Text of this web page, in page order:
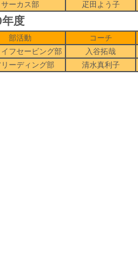
サーカス部
疋田よう子
度
部活動 コーチ
フセービング部
入谷拓哉
ーディング部
清水真利子